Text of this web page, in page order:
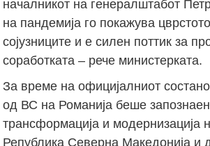
началникот на генералштабот
на пандемија го покажува
сојузниците и е силен поттик за
соработката – рече министерката.
За време на официјалниот
од ВС на Романија беше
трансформација и модернизација
Република Северна Македонија и